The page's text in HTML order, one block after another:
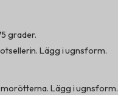
grader.
Lägg i ugnsform.
morötterna. Lägg i ugnsform.